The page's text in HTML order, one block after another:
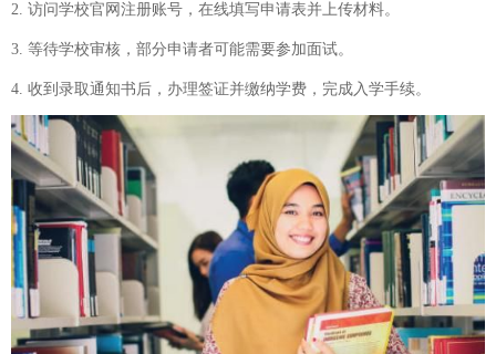
2. 访问学校官网注册账号，在线填写申请表并上传材料。
3. 等待学校审核，部分申请者可能需要参加面试。
4. 收到录取通知书后，办理签证并缴纳学费，完成入学手续。